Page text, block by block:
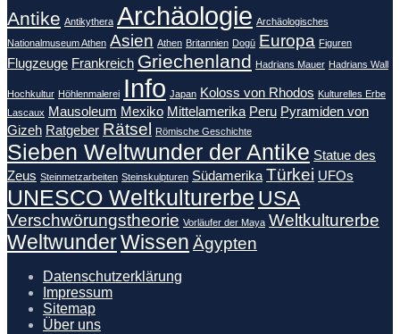
Antike Antikythera Archäologie Archäologisches
Nationalmuseum Athen Asien Athen Britannien Dogū Europa Figuren
Flugzeuge Frankreich Griechenland Hadrians Mauer Hadrians Wall
Hochkultur Höhlenmalerei Info Japan Koloss von Rhodos Kulturelles Erbe
Lascaux Mausoleum Mexiko Mittelamerika Peru Pyramiden von
Gizeh Ratgeber Rätsel Römische Geschichte
Sieben Weltwunder der Antike Statue des
Zeus Steinmetzarbeiten Steinskulpturen Südamerika Türkei UFOs
UNESCO Weltkulturerbe USA
Verschwörungstheorie Vorläufer der Maya Weltkulturerbe
WeltwunderWissen Ägypten
Datenschutzerklärung
Impressum
Sitemap
Über uns